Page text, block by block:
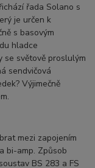
řada Solano s
je určen k
s basovým
hladce
se světově proslulým
sendvičová
Výjimečně
mezi zapojením
bi-amp. Způsob
BS 283 a FS